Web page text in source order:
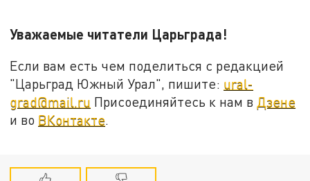
Уважаемые читатели Царьграда!
Если вам есть чем поделиться с редакцией
"Царьград Южный Урал", пишите: ural-
grad@mail.ru Присоединяйтесь к нам в Дзене
и во ВКонтакте.